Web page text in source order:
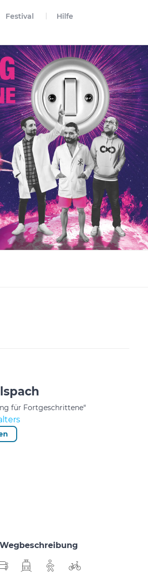
Festival Hilfe
für Fortgeschrittene“
Wegbeschreibung